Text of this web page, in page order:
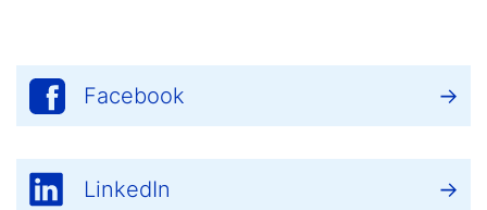
Facebook
LinkedIn